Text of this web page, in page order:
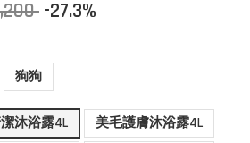
-27.3%
狗狗
沐浴露4L
美毛護膚沐浴露4L